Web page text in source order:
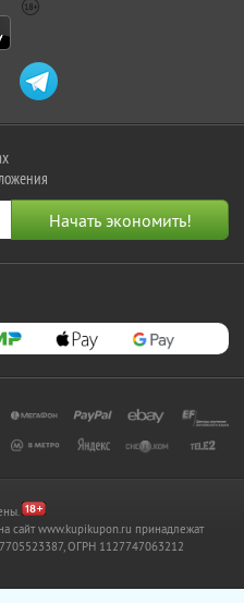
сайт www.kupikupon.ru принадлежат
ОГРН 1127747063212